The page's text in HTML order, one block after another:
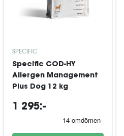
SPECIFIC
Specific COD-HY
Allergen Management
Plus Dog 12 kg
1 295:-